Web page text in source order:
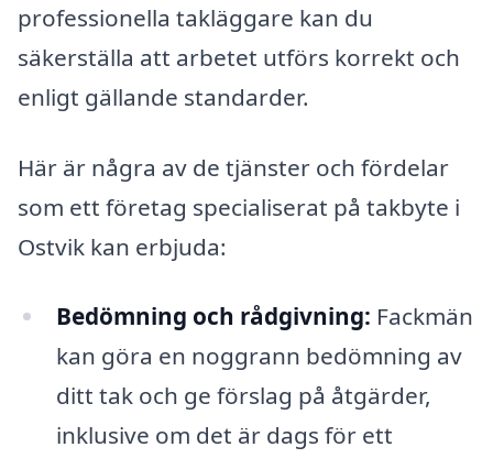
professionella takläggare kan du
säkerställa att arbetet utförs korrekt och
enligt gällande standarder.
Här är några av de tjänster och fördelar
som ett företag specialiserat på takbyte i
Ostvik kan erbjuda:
Bedömning och rådgivning: Fackmän
kan göra en noggrann bedömning av
ditt tak och ge förslag på åtgärder,
inklusive om det är dags för ett